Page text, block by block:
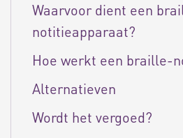
Waarvoor dient een
notitieapparaat?
Hoe werkt een braille-
Alternatieven
Wordt het vergoed?